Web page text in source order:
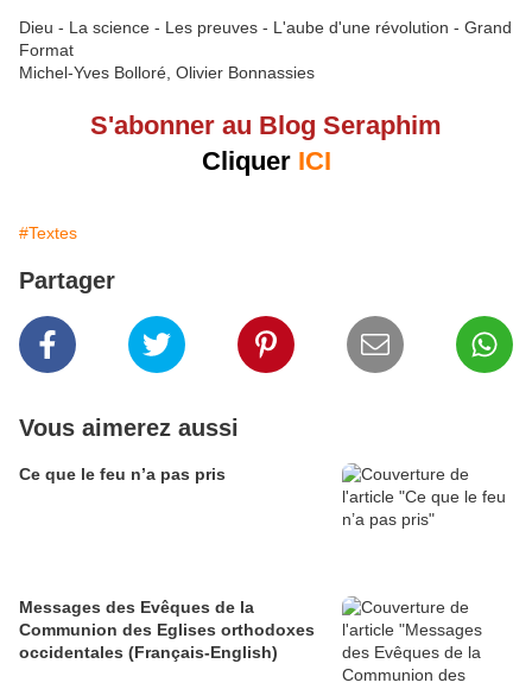
Dieu - La science - Les preuves - L'aube d'une révolution - Grand
Format
Michel-Yves Bolloré, Olivier Bonnassies
S'abonner au Blog Seraphim
Cliquer ICI
#Textes
Partager
Vous aimerez aussi
Ce que le feu n’a pas pris
Messages des Evêques de la
Communion des Eglises orthodoxes
occidentales (Français-English)